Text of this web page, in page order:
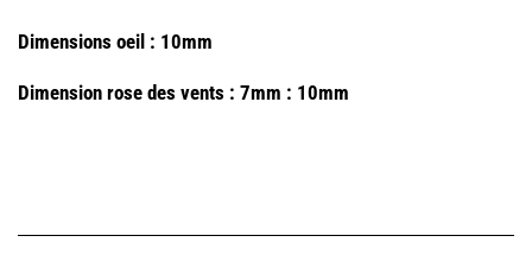
Dimensions oeil : 10mm
Dimension rose des vents : 7mm : 10mm